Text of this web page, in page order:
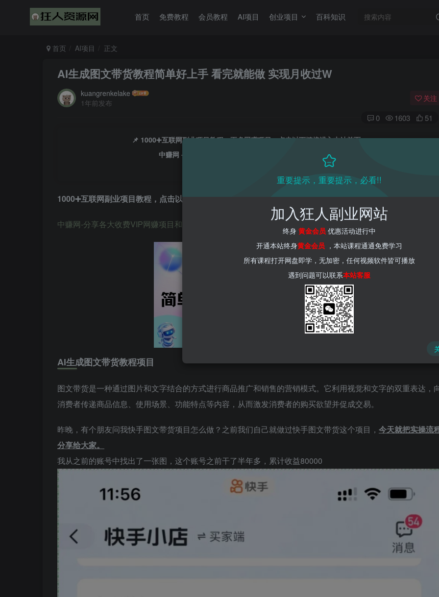
首页 免费教程 会员教程 AI项目 创业项目 百科知识
首页 AI项目 正文
AI生成图文带货教程简单好上手 看完就能做 实现月收过W
kuangrenkelake
1年前发布
关注
0 1603 51
📌 1000➕互联网副业项目教程，更多网赚项目，点击以下链接进入本站首页：
中赚网 - 分享各大收费VIP网赚项目和创业教程 - 狂人资源网
1000➕互联网副业项目教程，点击以下链接进入本站首页
中赚网-分享各大收费VIP网赚项目和创业教程-狂人资源网 (kr-ai-tool.com)
AI生成图文带货教程项目
图文带货是一种通过图片和文字结合的方式进行商品推广和销售的营销模式。它利用视觉和文字的双重表达，
消费者传递商品信息、使用场景、功能特点等内容，从而激发消费者的购买欲望并促成交易。
昨晚，有个朋友问我快手图文带货项目怎么做？之前我们自己就做过快手图文带货这个项目， 今天就把实操流
分享给大家。
我从之前的账号中找出了一张图，这个账号之前干了半年多，累计收益80000
重要提示，重要提示，必看!!
加入狂人副业网站
终身 黄金会员 优惠活动进行中
开通本站终身黄金会员 ，本站课程通通免费学习
所有课程打开网盘即学，无加密，任何视频软件皆可播放
遇到问题可以联系本站客服